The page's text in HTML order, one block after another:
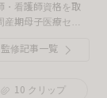
・看護師資格を取
産期母子医療セン
さんのケアにあ
監修記事一覧
10 クリップ